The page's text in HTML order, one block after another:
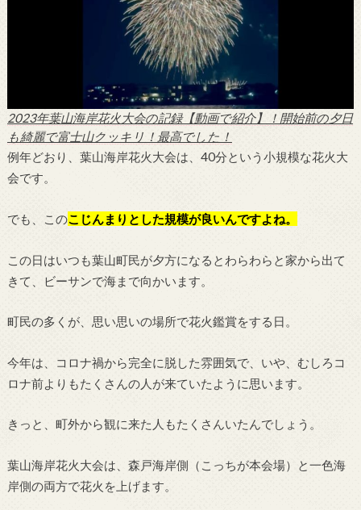
2023年葉山海岸花火大会の記録【動画で紹介】！開始前の夕日
も綺麗で富士山クッキリ！最高でした！
例年どおり、葉山海岸花火大会は、40分という小規模な花火大
会です。
でも、このこじんまりとした規模が良いんですよね。
この日はいつも葉山町民が夕方になるとわらわらと家から出て
きて、ビーサンで海まで向かいます。
町民の多くが、思い思いの場所で花火鑑賞をする日。
今年は、コロナ禍から完全に脱した雰囲気で、いや、むしろコ
ロナ前よりもたくさんの人が来ていたように思います。
きっと、町外から観に来た人もたくさんいたんでしょう。
葉山海岸花火大会は、森戸海岸側（こっちが本会場）と一色海
岸側の両方で花火を上げます。